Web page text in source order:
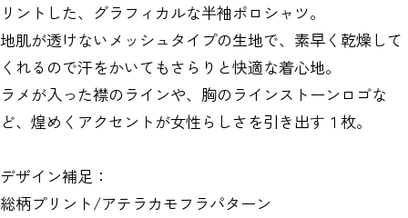
リントした、グラフィカルな半袖ポロシャツ。
地肌が透けないメッシュタイプの生地で、素早く乾燥して
くれるので汗をかいてもさらりと快適な着心地。
ラメが入った襟のラインや、胸のラインストーンロゴな
ど、煌めくアクセントが女性らしさを引き出す１枚。
デザイン補足：
総柄プリント/アテラカモフラパターン